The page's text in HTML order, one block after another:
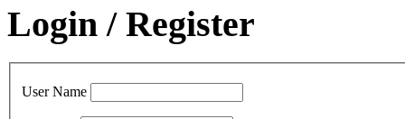
Login / Register
User Name